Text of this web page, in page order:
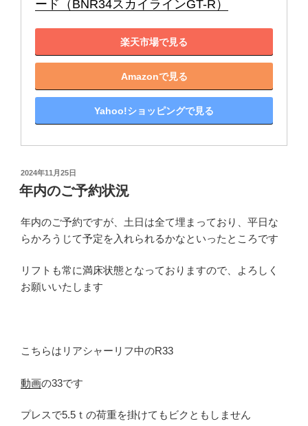
ード（BNR34スカイラインGT-R）
楽天市場で見る
Amazonで見る
Yahoo!ショッピングで見る
投
稿
日:
2024年11月25日
年内のご予約状況
年内のご予約ですが、土日は全て埋まっており、平日な
らかろうじて予定を入れられるかなといったところです
リフトも常に満床状態となっておりますので、よろしく
お願いいたします
こちらはリアシャーリフ中のR33
動画の33です
プレスで5.5ｔの荷重を掛けてもビクともしません